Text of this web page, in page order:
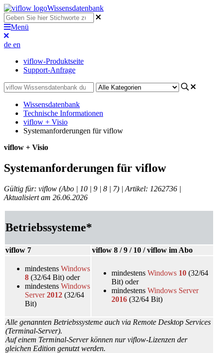
Wissensdatenbank
Menü
de en
viflow-Produktseite
Support-Anfrage
Wissensdatenbank
Technische Informationen
viflow + Visio
Systemanforderungen für viflow
viflow + Visio
Systemanforderungen für viflow
Gültig für: viflow (Abo | 10 | 9 | 8 | 7) | Artikel: 1262736 |
Aktualisiert am 26.06.2026
Betriebssysteme*
viflow 7 viflow 8 / 9 / 10 / viflow im Abo
mindestens Windows
8 (32/64 Bit) oder
mindestens Windows
Server2012 (32/64
Bit)
mindestens Windows 10 (32/64
Bit) oder
mindestens Windows Server
2016 (32/64 Bit)
Alle genannten Betriebssysteme auch via Remote Desktop Services
(Terminal-Server).
Auf einem Terminal-Server können nur viflow-Lizenzen der
gleichen Edition genutzt werden.